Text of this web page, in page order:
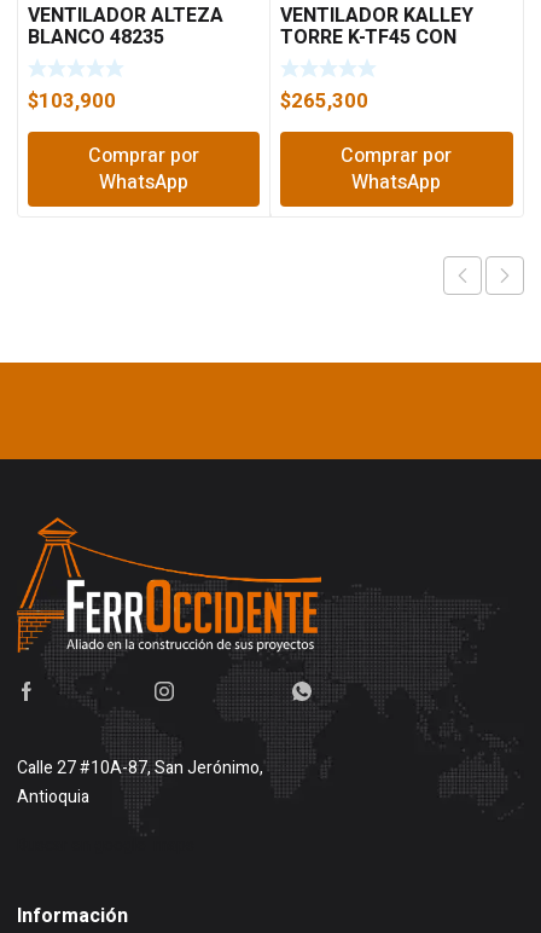
VENTILADOR ALTEZA
BLANCO 48235
$103,900
Comprar por
WhatsApp
VENTILADOR KALLEY
TORRE K-TF45 CON
CONTROL
$265,300
Comprar por
WhatsApp
Calle 27 #10A-87, San Jerónimo,
Antioquia
Información